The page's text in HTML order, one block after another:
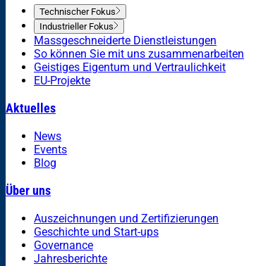
Technischer Fokus
Industrieller Fokus
Massgeschneiderte Dienstleistungen
So können Sie mit uns zusammenarbeiten
Geistiges Eigentum und Vertraulichkeit
EU-Projekte
Aktuelles
News
Events
Blog
Über uns
Auszeichnungen und Zertifizierungen
Geschichte und Start-ups
Governance
Jahresberichte